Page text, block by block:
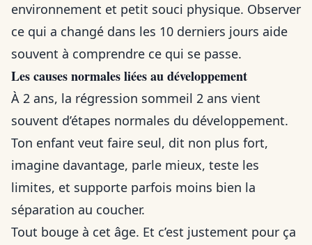
environnement et petit souci physique. Observer
ce qui a changé dans les 10 derniers jours aide
souvent à comprendre ce qui se passe.
Les causes normales liées au développement
À 2 ans, la régression sommeil 2 ans vient
souvent d’étapes normales du développement.
Ton enfant veut faire seul, dit non plus fort,
imagine davantage, parle mieux, teste les
limites, et supporte parfois moins bien la
séparation au coucher.
Tout bouge à cet âge. Et c’est justement pour ça